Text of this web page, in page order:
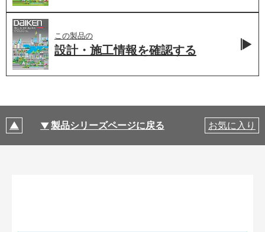
この製品の
設計・施工情報を確認する
製品シリーズページに戻る お気に入り